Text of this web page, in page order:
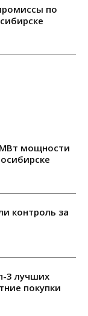
по
МВт мощности
контроль за
3 лучших
покупки